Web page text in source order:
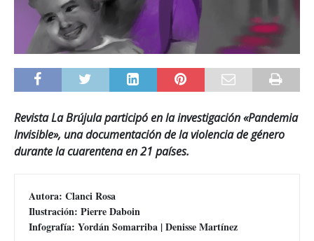
Revista La Brújula participó en la investigación «Pandemia
Invisible», una documentación de la violencia de género
durante la cuarentena en 21 países.
Autora: Clanci Rosa
Ilustración: Pierre Daboin
Infografía: Yordán Somarriba | Denisse Martínez